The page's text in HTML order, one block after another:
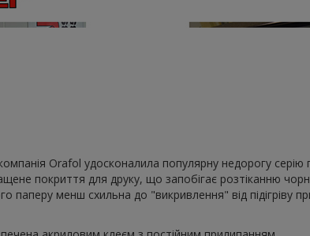
Orafol удосконалила популярну недорогу серію
покриття для друку, що запобігає розтіканню
паперу менш схильна до "викривлення" від підігріву